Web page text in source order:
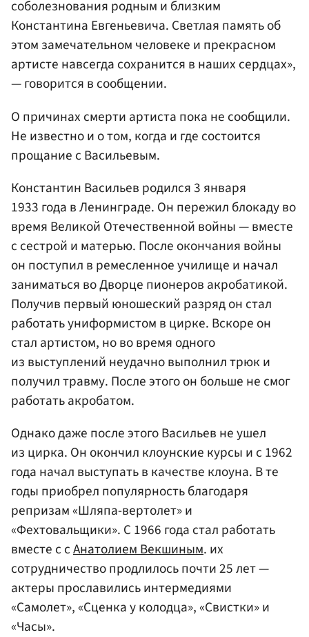
соболезнования родным и близким
Константина Евгеньевича. Светлая память об
этом замечательном человеке и прекрасном
артисте навсегда сохранится в наших сердцах»,
— говорится в сообщении.
О причинах смерти артиста пока не сообщили.
Не известно и о том, когда и где состоится
прощание с Васильевым.
Константин Васильев родился 3 января
1933 года в Ленинграде. Он пережил блокаду во
время Великой Отечественной войны — вместе
с сестрой и матерью. После окончания войны
он поступил в ремесленное училище и начал
заниматься во Дворце пионеров акробатикой.
Получив первый юношеский разряд он стал
работать униформистом в цирке. Вскоре он
стал артистом, но во время одного
из выступлений неудачно выполнил трюк и
получил травму. После этого он больше не смог
работать акробатом.
Однако даже после этого Васильев не ушел
из цирка. Он окончил клоунские курсы и с 1962
года начал выступать в качестве клоуна. В те
годы приобрел популярность благодаря
репризам «Шляпа-вертолет» и
«Фехтовальщики». С 1966 года стал работать
вместе с сАнатолием Векшиным. их
сотрудничество продлилось почти 25 лет —
актеры прославились интермедиями
«Самолет», «Сценка у колодца», «Свистки» и
«Часы».